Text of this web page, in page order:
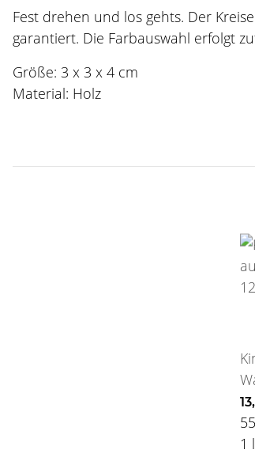
Fest drehen und los gehts. Der
garantiert. Die Farbauswahl erfolgt
Größe: 3 x 3 x 4 cm
Material: Holz
1 l